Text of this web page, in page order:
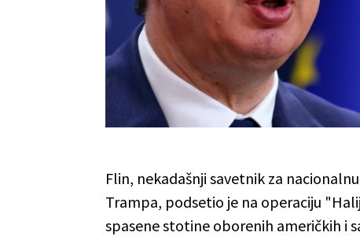
Flin, nekadašnji savetnik za
Trampa, podsetio je na operaciju "
spasene stotine oborenih američkih i